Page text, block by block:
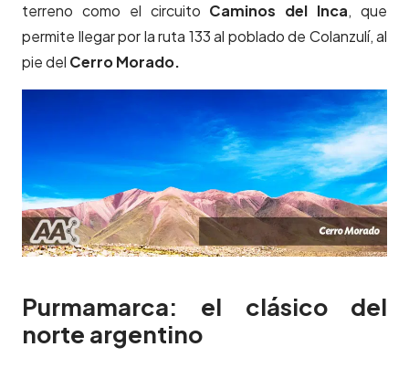
terreno como el circuito Caminos del Inca, que
permite llegar por la ruta 133 al poblado de Colanzulí, al
pie del Cerro Morado.
Purmamarca: el clásico del
norte argentino